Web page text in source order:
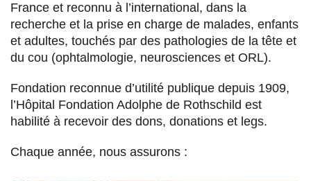
France et reconnu à l’international, dans la
recherche et la prise en charge de malades, enfants
et adultes, touchés par des pathologies de la tête et
du cou (ophtalmologie, neurosciences et ORL).
Fondation reconnue d’utilité publique depuis 1909,
l’Hôpital Fondation Adolphe de Rothschild est
habilité à recevoir des dons, donations et legs.
Chaque année, nous assurons :